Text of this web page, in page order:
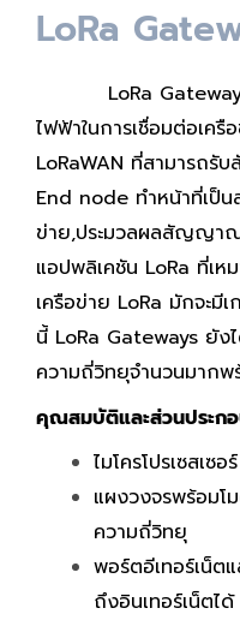
LoRa
LoRa Gateways
ไฟฟ้าในการเชื่อมต่อเครื
LoRaWAN ที่สามารถ
End node ทำหน้าที่เป็น
ข่าย,ประมวลผลสัญญา
แอปพลิเคชัน LoRa ที่เห
เครือข่าย LoRa มักจะมี
นี้ LoRa Gateways ยัง
ความถี่วิทยุจำนวนมาก
คุณสมบัติและส่วนประก
ไมโครโปรเซสเซ
แผงวงจรพร้อมโ
ความถี่วิทยุ
พอร์ตอีเทอร์เน็ตแ
ถึงอินเทอร์เน็ตได้